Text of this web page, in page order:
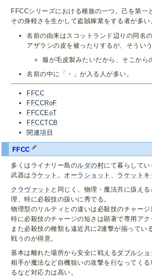
FFCCシリーズにおける種族の一つ。己を第
その身軽さを生かして盗賊稼業をする者が多い
名前の由来はスコットランド辺りの同名の
アザラシの皮を被ったりするが、そうい
服が毛皮製みたいだから、そこから
名前の中に「・」が入る人が多い。
FFCC
FFCCRoF
FFCCEoT
FFCCTCB
関連項目
FFCC
多くはライナリー島のルダの村にて暮らしてい
武器は ラケット 。 オーラショット 、 ラケットキ
クラヴァット と同じく、物理・魔法共に扱え
理、特に必殺技の扱いに秀でる。
物理型のリルティとの違いは必殺技のチャージ
特に必殺技のチャージの短さは顕著で専用ア
また必殺技の種類も遠近共に2連撃が揃って
戦うのが得意。
基本は離れた場所から安全に戦えるダブルショ
相手が魔法など自機狙いの攻撃を行なってく
るなど対応力は高い。